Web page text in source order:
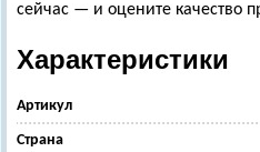
сейчас — и оцените качество
Характеристики
Артикул
Страна